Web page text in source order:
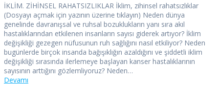
İKLİM. ZİHİNSEL RAHATSIZLIKLAR İklim, zihinsel rahatsızlıklar
(Dosyayı açmak için yazının üzerine tıklayın) Neden dünya
genelinde davranışsal ve ruhsal bozuklukların yanı sıra akıl
hastalıklarından etkilenen insanların sayısı giderek artıyor? İklim
değişikliği gezegen nüfusunun ruh sağlığını nasıl etkiliyor? Neden
bugünlerde birçok insanda bağışıklığın azaldığını ve şiddetli iklim
değişikliği sırasında ilerlemeye başlayan kanser hastalıklarının
sayısının arttığını gözlemliyoruz? Neden…
Devamı